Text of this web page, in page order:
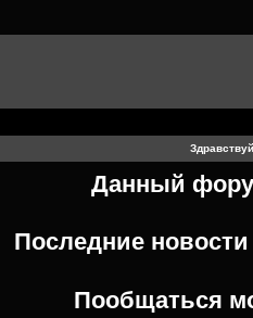
Данный
Последние
Пообщаться